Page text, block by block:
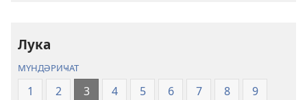
Лука
МҮНДӘРИҸАТ
1 2 3 4 5 6 7 8
9